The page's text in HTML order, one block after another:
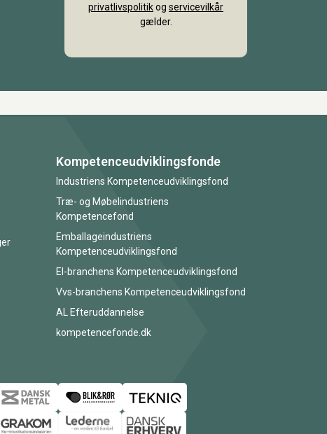
privatlivspolitikog servicevilkår
gælder.
Kompetenceudviklingsfonde
Industriens Kompetenceudviklingsfond
Træ- og Møbelindustriens
Kompetencefond
Emballageindustriens
Kompetenceudviklingsfond
El-branchens Kompetenceudviklingsfond
Vvs-branchens Kompetenceudviklingsfond
AL Efteruddannelse
kompetencefonde.dk